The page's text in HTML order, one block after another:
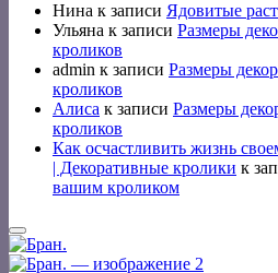
Нина к записи Ядовитые
Ульяна к записи Размеры
кроликов
admin к записи Размеры
кроликов
Алиса к записи Размеры
кроликов
Как осчастливить жизнь
| Декоративные кролики к
вашим кроликом